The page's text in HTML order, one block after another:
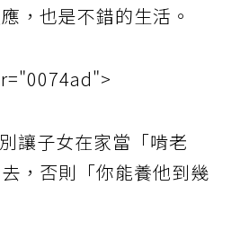
，也是不錯的生活。
讓子女在家當「啃老
，否則「你能養他到幾